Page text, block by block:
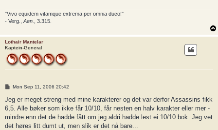
"Vivo equidem vitamque extrema per omnia duco!"
- Verg.,Aen., 3.315.
Lothair Mantelar
Kaptein-General
P
s
Mon Sep 11, 2006 20:42
Jeg er meget streng med mine karakterer og det var derfor Assassins fikk
6,5. Alle bøker som ikke får 10/10, får nesten en halv karakter eller mer -
mindre enn det de hadde fått om jeg aldri hadde lest ei 10/10 bok. Jeg vet
det høres litt dumt ut, men slik er det nå bare...